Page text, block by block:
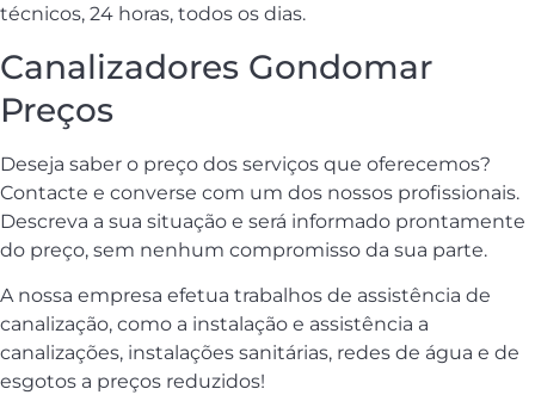
técnicos, 24 horas, todos os dias.
Canalizadores Gondomar
Preços
Deseja saber o preço dos serviços que oferecemos?
Contacte e converse com um dos nossos profissionais.
Descreva a sua situação e será informado prontamente
do preço, sem nenhum compromisso da sua parte.
A nossa empresa efetua trabalhos de assistência de
canalização, como a instalação e assistência a
canalizações, instalações sanitárias, redes de água e de
esgotos a preços reduzidos!